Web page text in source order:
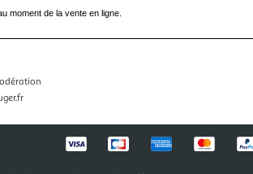
moment de la vente en ligne.